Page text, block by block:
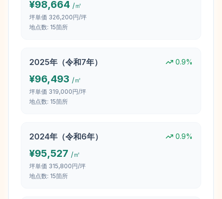
¥98,664 /㎡
坪単価 326,200円/坪
地点数: 15箇所
2025年（令和7年） 0.9%
¥96,493 /㎡
坪単価 319,000円/坪
地点数: 15箇所
2024年（令和6年） 0.9%
¥95,527 /㎡
坪単価 315,800円/坪
地点数: 15箇所